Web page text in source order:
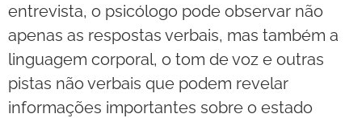
entrevista, o psicólogo pode observar não
apenas as respostas verbais, mas também a
linguagem corporal, o tom de voz e outras
pistas não verbais que podem revelar
informações importantes sobre o estado